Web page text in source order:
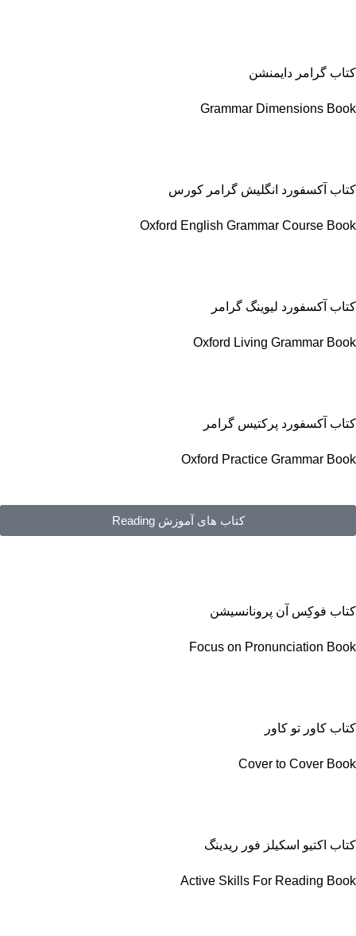
کتاب گرامر دایمنشن
Grammar Dimensions Book
کتاب آکسفورد انگلیش گرامر کورس
Oxford English Grammar Course Book
کتاب آکسفورد لیوینگ گرامر
Oxford Living Grammar Book
کتاب آکسفورد پرکتیس گرامر
Oxford Practice Grammar Book
کتاب های آموزش Reading
کتاب فوکِس آن پرونانسیشن
Focus on Pronunciation Book
کتاب کاور تو کاور
Cover to Cover Book
کتاب اکتیو اسکیلز فور ریدینگ
Active Skills For Reading Book